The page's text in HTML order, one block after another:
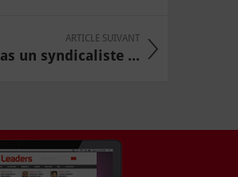
ARTICLE SUIVANT
un syndicaliste ...